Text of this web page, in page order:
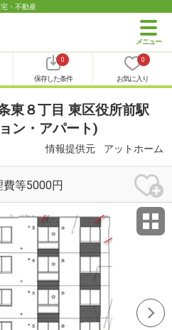
・不動産
0
保存した条件
0
お気に入り
東８丁目 東区役所前駅
ン・アパート)
情報提供元 アットホーム
等5000円